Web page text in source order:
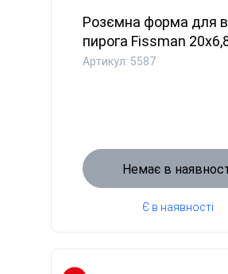
Розємна форма для
пирога Fissman
Артикул: 5587
Немає в
Є в наявності